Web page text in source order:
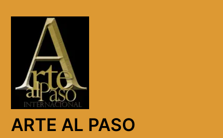
ARTE AL PASO